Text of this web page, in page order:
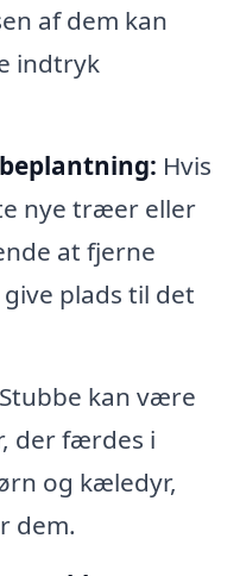
af dem kan
indtryk
Hvis
nye træer eller
at fjerne
plads til det
Stubbe kan være
der færdes i
og kæledyr,
dem.